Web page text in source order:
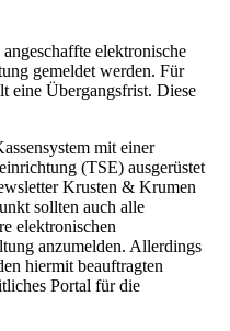
elektronische
gemeldet werden. Für
eine Übergangsfrist. Diese
mit einer
(TSE) ausgerüstet
Krusten & Krumen
sollten auch alle
elektronischen
anzumelden. Allerdings
hiermit beauftragten
Portal für die